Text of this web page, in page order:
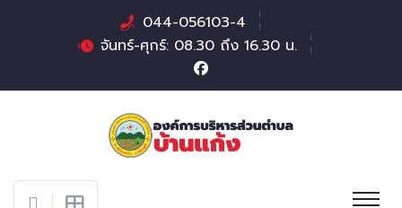
044-056103-4
จันทร์-ศุกร์: 08.30 ถึง 16.30 น.